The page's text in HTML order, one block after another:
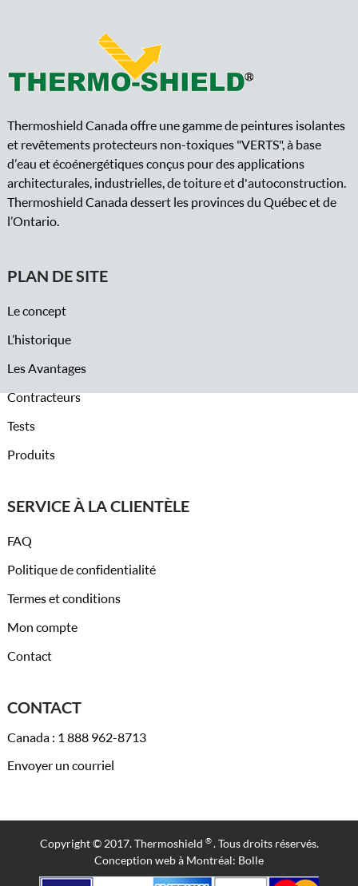
Thermoshield Canada offre une gamme de peintures isolantes
et revêtements protecteurs non-toxiques "VERTS", à base
d’eau et écoénergétiques conçus pour des applications
architecturales, industrielles, de toiture et d'autoconstruction.
Thermoshield Canada dessert les provinces du Québec et de
l’Ontario.
PLAN DE SITE
Le concept
L’historique
Les Avantages
Contracteurs
Tests
Produits
SERVICE À LA CLIENTÈLE
FAQ
Politique de confidentialité
Termes et conditions
Mon compte
Contact
CONTACT
Canada : 1 888 962-8713
Envoyer un courriel
Copyright © 2017. Thermoshield ®. Tous droits réservés.
Conception web à Montréal: Bolle